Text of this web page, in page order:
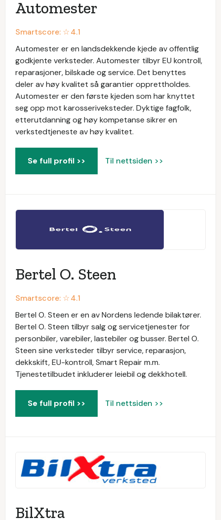
Automester
Smartscore: ☆4.1
Automester er en landsdekkende kjede av offentlig
godkjente verksteder. Automester tilbyr EU kontroll,
reparasjoner, bilskade og service. Det benyttes
deler av høy kvalitet så garantier opprettholdes.
Automester er den første kjeden som har knyttet
seg opp mot karosseriveksteder. Dyktige fagfolk,
etterutdanning og høy kompetanse sikrer en
verkstedtjeneste av høy kvalitet.
Se full profil >> Til nettsiden >>
Bertel O. Steen
Smartscore: ☆4.1
Bertel O. Steen er en av Nordens ledende bilaktører.
Bertel O. Steen tilbyr salg og servicetjenester for
personbiler, varebiler, lastebiler og busser. Bertel O.
Steen sine verksteder tilbyr service, reparasjon,
dekkskift, EU-kontroll, Smart Repair m.m.
Tjenestetilbudet inkluderer leiebil og dekkhotell.
Se full profil >> Til nettsiden >>
BilXtra